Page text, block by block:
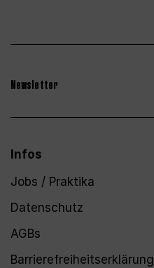
Newsletter
Infos
Jobs / Praktika
Datenschutz
AGBs
Barrierefreiheitserklärung